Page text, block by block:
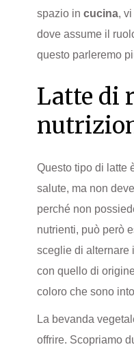
spazio in cucina,
dove assume il
questo parleremo
Latte di
Questo tipo di latte
salute, ma non
perché non
nutrienti, può però
sceglie di alternare
con quello di
coloro che sono
La bevanda
offrire. Scopriamo